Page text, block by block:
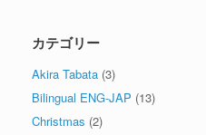
カテゴリー
Akira Tabata (3)
Bilingual ENG-JAP (13)
Christmas (2)